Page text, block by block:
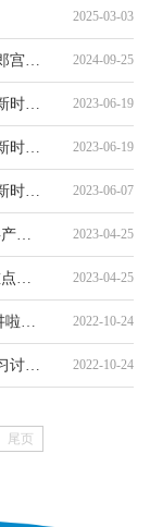
2025-03-03
2024-09-25
2023-06-19
2023-06-19
2023-06-07
2023-04-25
2023-04-25
2022-10-24
2022-10-24
尾页